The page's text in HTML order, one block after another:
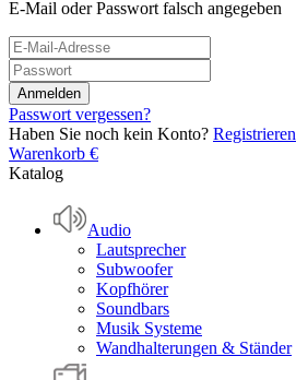
E-Mail oder Passwort falsch angegeben
Passwort vergessen?
Haben Sie noch kein Konto? Registrieren
Warenkorb €
Katalog
Audio
Lautsprecher
Subwoofer
Kopfhörer
Soundbars
Musik Systeme
Wandhalterungen & Ständer